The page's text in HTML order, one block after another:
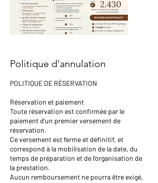
Politique d'annulation
POLITIQUE DE RÉSERVATION
Réservation et paiement
Toute réservation est confirmée par le
paiement d’un premier versement de
réservation.
Ce versement est ferme et définitif, et
correspond à la mobilisation de la date, du
temps de préparation et de l’organisation de
la prestation.
Aucun remboursement ne pourra être exigé,